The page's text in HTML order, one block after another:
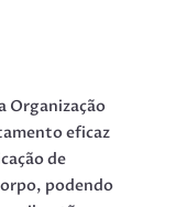
Organização
eficaz
de
podendo